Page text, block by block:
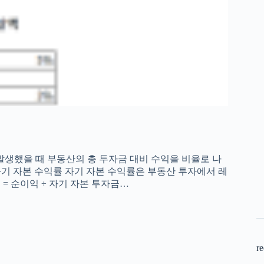
했을 때 부동산의 총 투자금 대비 수익을 비율로 나
자본 수익률 자기 자본 수익률은 부동산 투자에서 레
= 순이익 ÷ 자기 자본 투자금…